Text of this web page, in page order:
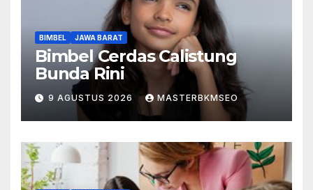
BIMBEL JAWA BARAT
Bimbel Cerdas Calistung
Bunda Rini
9 AGUSTUS 2026 MASTERBKMSEO